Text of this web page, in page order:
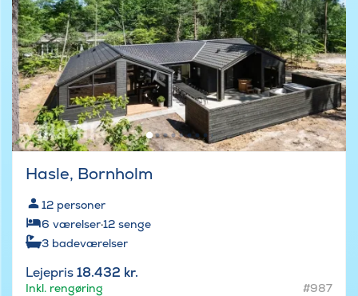
Hasle, Bornholm
12 personer
6 værelser·12 senge
3 badeværelser
Lejepris18.432 kr.
Inkl. rengøring #987